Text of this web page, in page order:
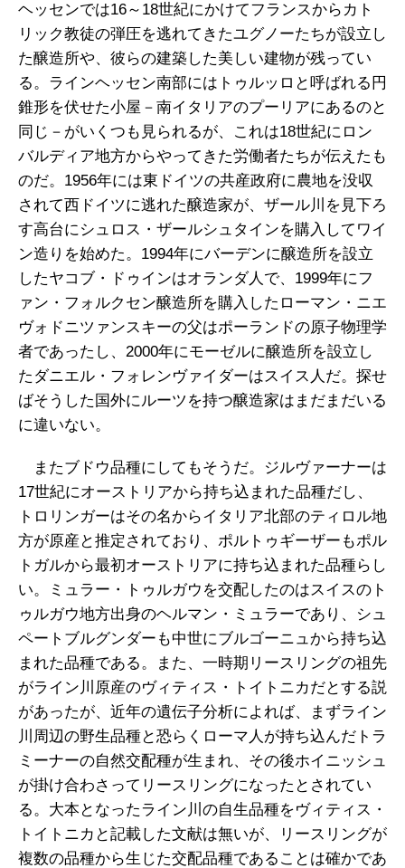
ヘッセンでは16～18世紀にかけてフランスからカト
リック教徒の弾圧を逃れてきたユグノーたちが設立し
た醸造所や、彼らの建築した美しい建物が残ってい
る。ラインヘッセン南部にはトゥルッロと呼ばれる円
錐形を伏せた小屋－南イタリアのプーリアにあるのと
同じ－がいくつも見られるが、これは18世紀にロン
バルディア地方からやってきた労働者たちが伝えたも
のだ。1956年には東ドイツの共産政府に農地を没収
されて西ドイツに逃れた醸造家が、ザール川を見下ろ
す高台にシュロス・ザールシュタインを購入してワイ
ン造りを始めた。1994年にバーデンに醸造所を設立
したヤコブ・ドゥインはオランダ人で、1999年にフ
ァン・フォルクセン醸造所を購入したローマン・ニエ
ヴォドニツァンスキーの父はポーランドの原子物理学
者であったし、2000年にモーゼルに醸造所を設立し
たダニエル・フォレンヴァイダーはスイス人だ。探せ
ばそうした国外にルーツを持つ醸造家はまだまだいる
に違いない。
またブドウ品種にしてもそうだ。ジルヴァーナーは
17世紀にオーストリアから持ち込まれた品種だし、
トロリンガーはその名からイタリア北部のティロル地
方が原産と推定されており、ポルトゥギーザーもポル
トガルから最初オーストリアに持ち込まれた品種らし
い。ミュラー・トゥルガウを交配したのはスイスのト
ゥルガウ地方出身のヘルマン・ミュラーであり、シュ
ペートブルグンダーも中世にブルゴーニュから持ち込
まれた品種である。また、一時期リースリングの祖先
がライン川原産のヴィティス・トイトニカだとする説
があったが、近年の遺伝子分析によれば、まずライン
川周辺の野生品種と恐らくローマ人が持ち込んだトラ
ミーナーの自然交配種が生まれ、その後ホイニッシュ
が掛け合わさってリースリングになったとされてい
る。大本となったライン川の自生品種をヴィティス・
トイトニカと記載した文献は無いが、リースリングが
複数の品種から生じた交配品種であることは確かであ